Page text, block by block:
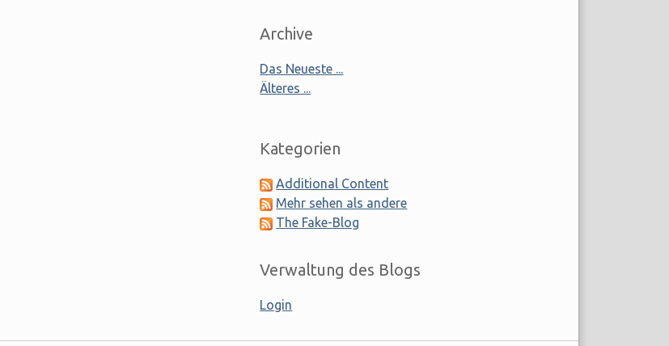
Archive
Das Neueste ...
Älteres ...
Kategorien
Additional Content
Mehr sehen als andere
The Fake-Blog
Verwaltung des Blogs
Login